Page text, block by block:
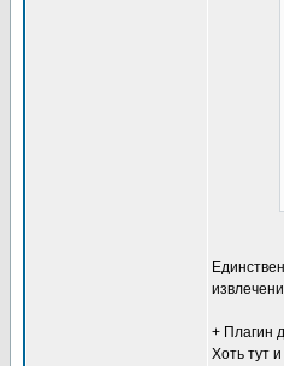
+ Плагин
Хоть тут